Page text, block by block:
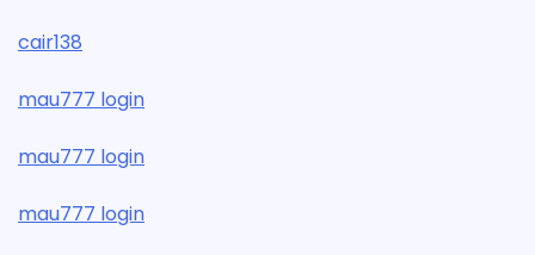
cair138
mau777 login
mau777 login
mau777 login